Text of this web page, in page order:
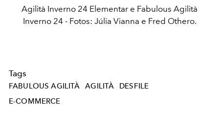
Agilità Inverno 24 Elementar e Fabulous Agilità
Inverno 24 - Fotos: Júlia Vianna e Fred Othero.
Tags
FABULOUS AGILITÀ AGILITÀ
DESFILE
E-COMMERCE